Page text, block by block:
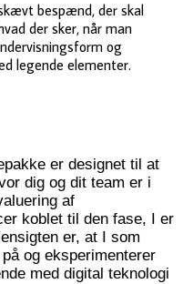
bespænd, der skal
der sker, når man
og
legende elementer.
er designet til at
dig og dit team er i
af
koblet til den fase, I er
er, at I som
og eksperimenterer
med digital teknologi